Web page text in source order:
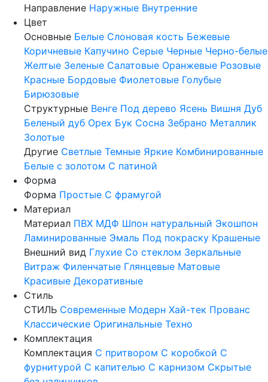
Направление Наружные Внутренние
Цвет
Основные Белые Слоновая кость Бежевые
Коричневые Капучино Серые Черные Черно-белые
Желтые Зеленые Салатовые Оранжевые Розовые
Красные Бордовые Фиолетовые Голубые
Бирюзовые
Структурные Венге Под дерево Ясень Вишня Дуб
Беленый дуб Орех Бук Сосна Зебрано Металлик
Золотые
Другие Светлые Темные Яркие Комбинированные
Белые с золотом С патиной
Форма
Форма Простые С фрамугой
Материал
Материал ПВХ МДФ Шпон натуральный Экошпон
Ламинированные Эмаль Под покраску Крашеные
Внешний вид Глухие Со стеклом Зеркальные
Витраж Филенчатые Глянцевые Матовые
Красивые Декоративные
Стиль
СТИЛЬ Современные Модерн Хай-тек Прованс
Классические Оригинальные Техно
Комплектация
Комплектация С притвором С коробкой С
фурнитурой С капителью С карнизом Скрытые